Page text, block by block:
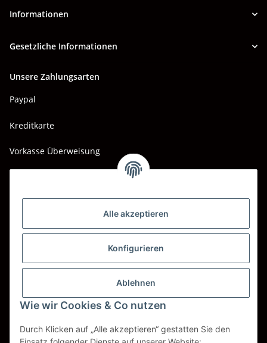
Alle akzeptieren
Konfigurieren
Ablehnen
Wie wir Cookies & Co nutzen
Durch Klicken auf „Alle akzeptieren“ gestatten Sie den
Informationen
Gesetzliche Informationen
Unsere Zahlungsarten
Paypal
Kreditkarte
Vorkasse Überweisung
Wir versenden mit
Spedition BTG
Spedition Schenker